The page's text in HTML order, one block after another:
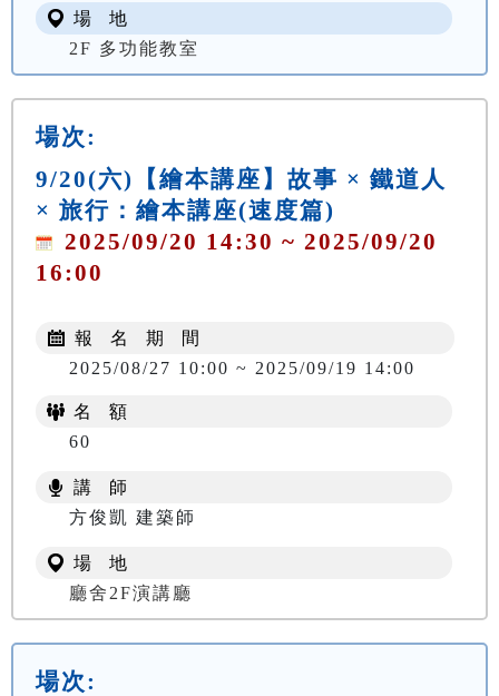
場 地
2F 多功能教室
場次:
9/20(六)【繪本講座】故事 × 鐵道人
× 旅行：繪本講座(速度篇)
2025/09/20 14:30 ~ 2025/09/20
16:00
報 名 期 間
2025/08/27 10:00 ~ 2025/09/19 14:00
名 額
60
講 師
方俊凱 建築師
場 地
廳舍2F演講廳
場次: